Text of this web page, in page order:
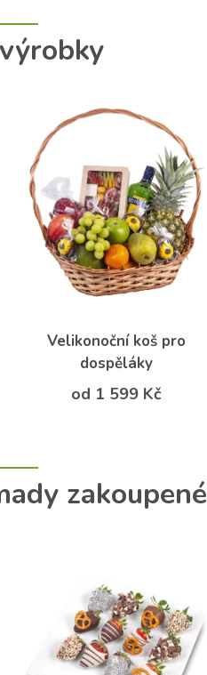
Velikonoční koš pro
dospěláky
od 1 599 Kč
zakoupené